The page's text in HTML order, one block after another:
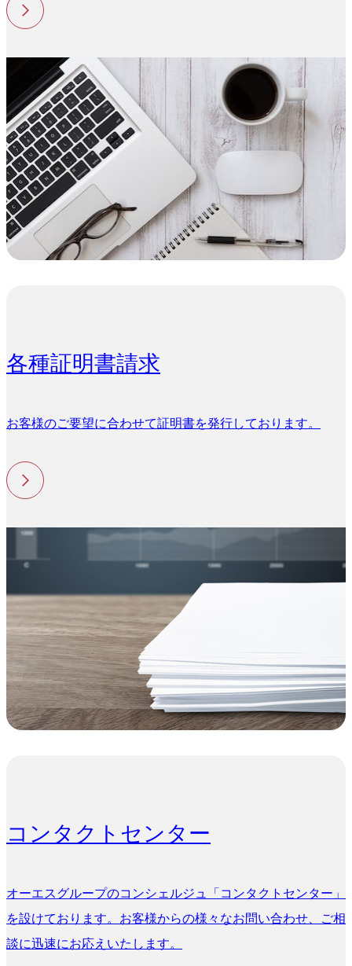
各種証明書請求
お客様のご要望に合わせて証明書を発行しております。
コンタクトセンター
オーエスグループのコンシェルジュ「コンタクトセンター」
を設けております。お客様からの様々なお問い合わせ、ご相
談に迅速にお応えいたします。